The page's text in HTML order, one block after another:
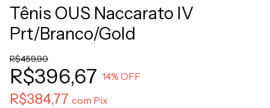
Tênis OUS Naccarato IV
Prt/Branco/Gold
R$459,90
R$396,67 14% OFF
R$384,77 com Pix